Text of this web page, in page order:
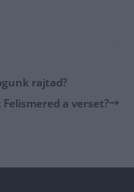
rajtad?
a verset?